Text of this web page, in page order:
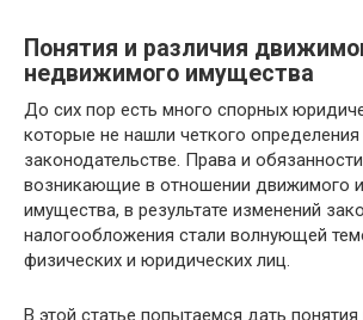
Понятия и различия
недвижимого имущества
До сих пор есть много спорных
которые не нашли четкого
законодательстве. Права и
возникающие в отношении движимого
имущества, в результате изменений
налогообложения стали волнующей
физических и юридических лиц.
В этой статье попытаемся дать